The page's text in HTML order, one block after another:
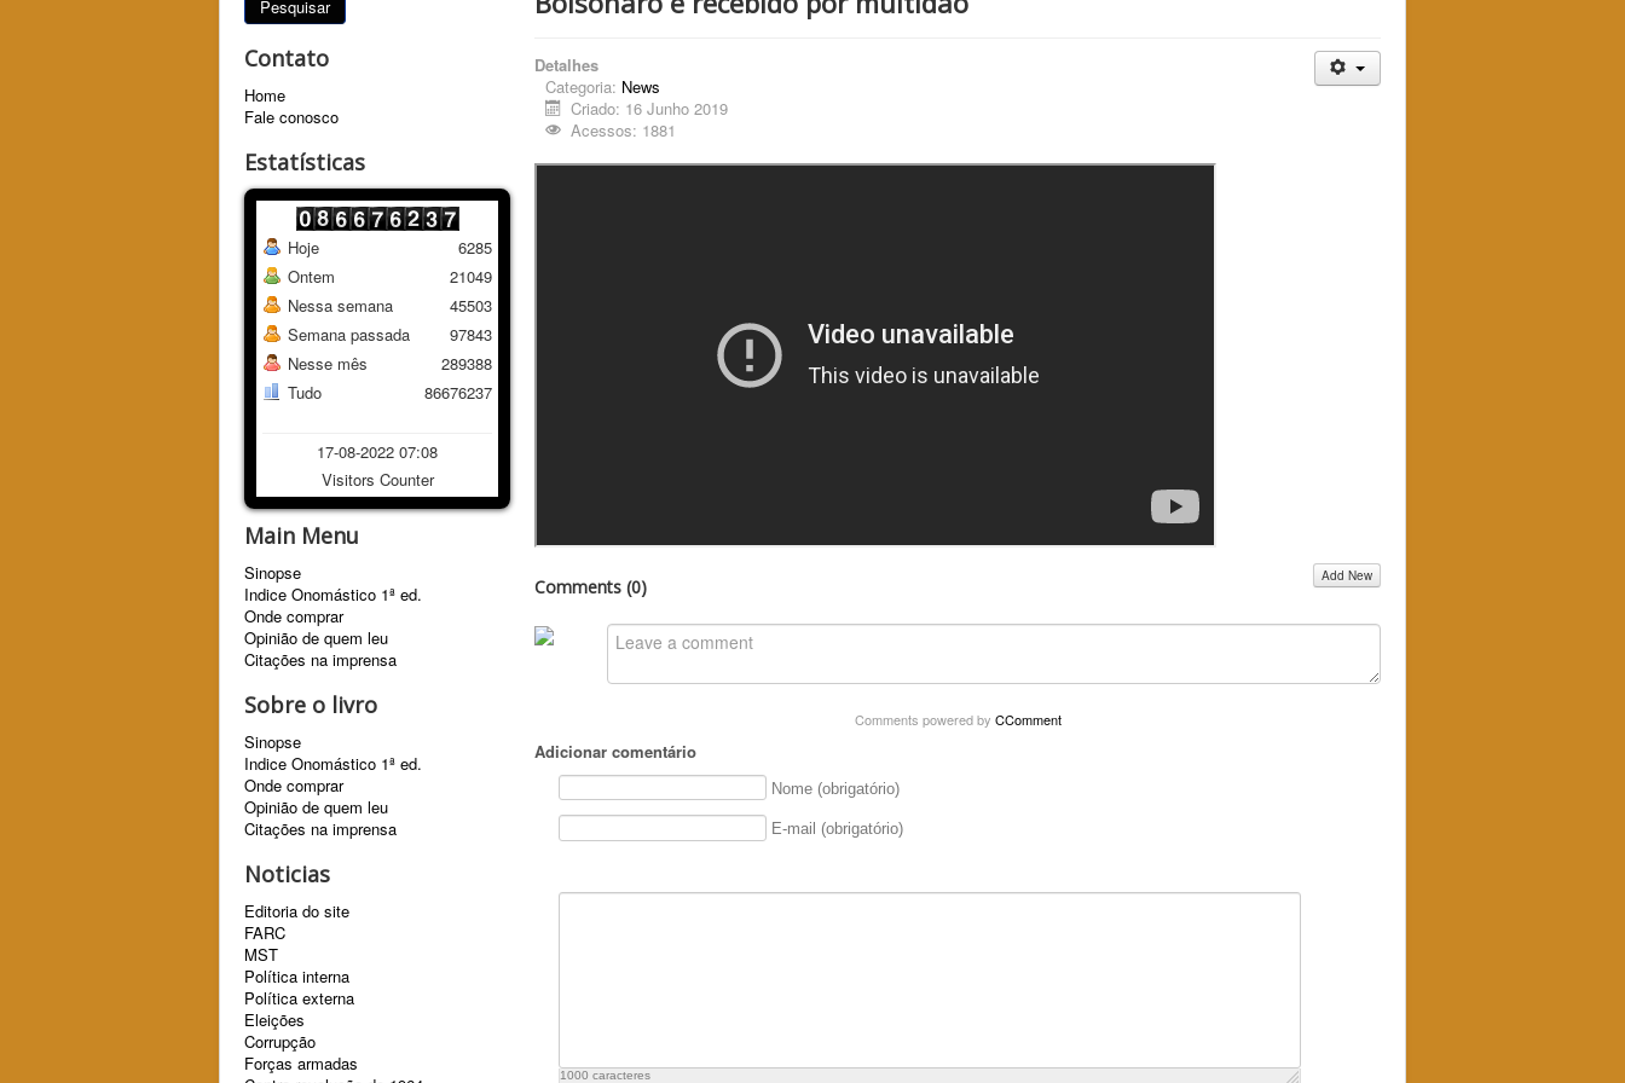
Pesquisar
Contato
Home
Fale conosco
Estatísticas
Hoje
Ontem
Nessa semana
Semana passada
Nesse mês
Tudo
6285
21049
45503
97843
289388
86676237
17-08-2022 07:08
Visitors Counter
Main Menu
Sinopse
Indice Onomástico 1ª ed.
Onde comprar
Opinião de quem leu
Citações na imprensa
Sobre o livro
Sinopse
Indice Onomástico 1ª ed.
Onde comprar
Opinião de quem leu
Citações na imprensa
Noticias
Editoria do site
FARC
MST
Política interna
Política externa
Eleições
Corrupção
Forças armadas
Detalhes
Categoria: News
Criado: 16 Junho 2019
Acessos: 1881
Comments (0) Add New
Comments powered by CComment
Adicionar comentário
Nome (obrigatório)
E-mail (obrigatório)
1000 caracteres